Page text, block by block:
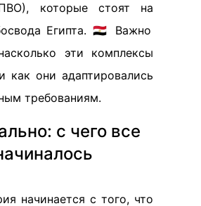
которые стоят на
Египта. 🇪🇬 Важно
эти комплексы
как они адаптировались
требованиям.
с чего все
начинается с того, что